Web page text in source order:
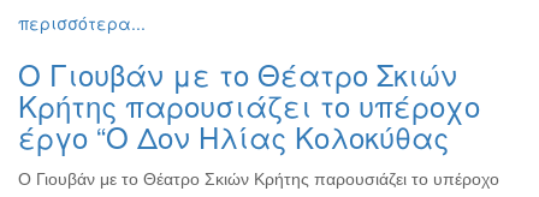
ΠΟΛΙΤΙΣΜΟΣ
ΑΝΘΕΚΤΙΚΗ
ΠΟΛΗ
περισσότερα...
Ο Γιουβάν με το Θέατρο Σκιών
Κρήτης παρουσιάζει το υπέροχο
έργο “Ο Δον Ηλίας Κολοκύθας
Ο Γιουβάν με το Θέατρο Σκιών Κρήτης παρουσιάζει το υπέροχο